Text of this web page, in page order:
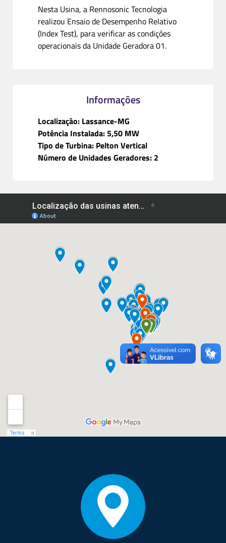
Nesta Usina, a Rennosonic Tecnologia
realizou Ensaio de Desempenho Relativo
(Index Test), para verificar as condições
operacionais da Unidade Geradora 01.
Informações
Localização: Lassance-MG
Potência Instalada: 5,50 MW
Tipo de Turbina: Pelton Vertical
Número de Unidades Geradores: 2